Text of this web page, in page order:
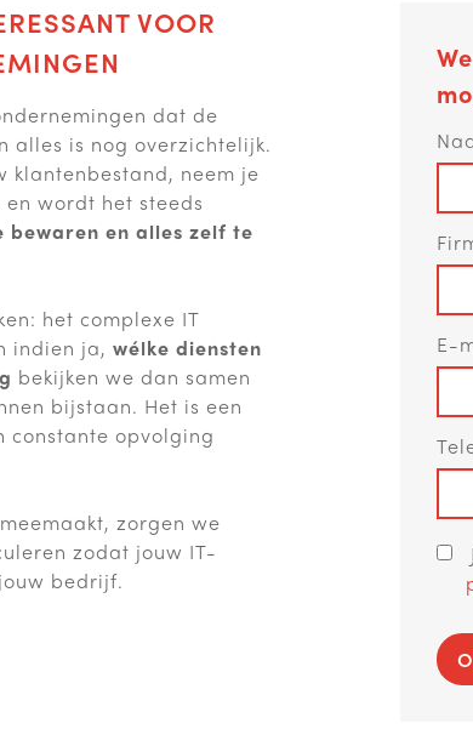
VOOR
dat de
alles is nog overzichtelijk.
neem je
wordt het steeds
en alles zelf te
het complexe IT
indien ja, wélke diensten
bekijken we dan samen
bijstaan. Het is een
constante opvolging
zorgen we
zodat jouw IT-
bedrijf.
E-